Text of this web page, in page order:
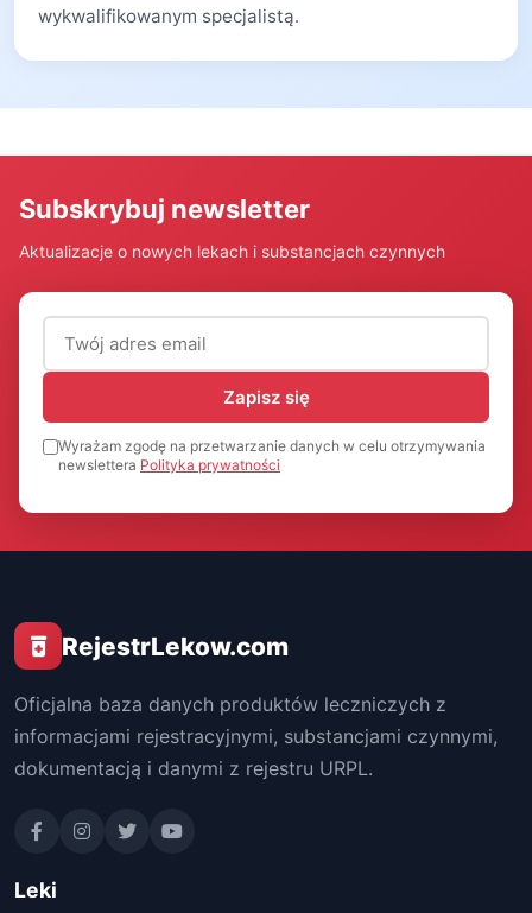
wykwalifikowanym specjalistą.
Subskrybuj newsletter
Aktualizacje o nowych lekach i substancjach czynnych
Adres email (wymagany)
Zapisz się
Wyrażam zgodę na przetwarzanie danych w celu otrzymywania
newslettera Polityka prywatności
RejestrLekow.com
Oficjalna baza danych produktów leczniczych z
informacjami rejestracyjnymi, substancjami czynnymi,
dokumentacją i danymi z rejestru URPL.
Leki